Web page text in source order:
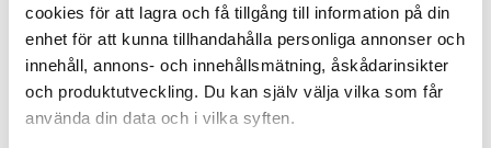
cookies för att lagra och få tillgång till information på din
enhet för att kunna tillhandahålla personliga annonser och
innehåll, annons- och innehållsmätning, åskådarinsikter
och produktutveckling. Du kan själv välja vilka som får
använda din data och i vilka syften.
Låt dig inspireras av våra kunder